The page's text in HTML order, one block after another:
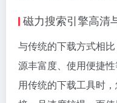
磁力搜索引擎高清
与传统的下载方式相
源丰富度、使用便捷
用传统的下载工具时